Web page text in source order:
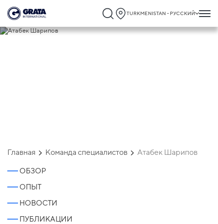
TURKMENISTAN - РУССКИЙ
Главная Команда специалистов Атабек Шарипов
ОБЗОР
ОПЫТ
НОВОСТИ
ПУБЛИКАЦИИ